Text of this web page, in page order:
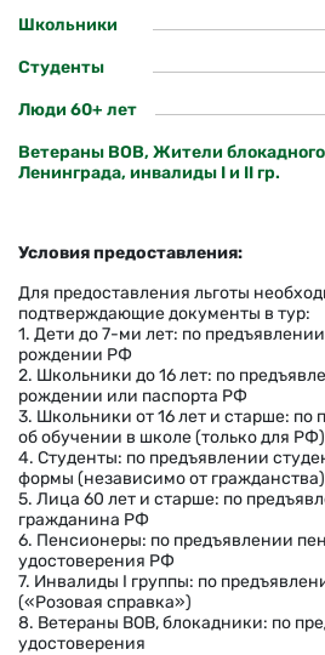
Школьники
Студенты
Люди 60+ лет
Ветераны ВОВ, Жители блокадного
Ленинграда, инвалиды I и II гр.
Условия предоставления:
Для предоставления льготы
подтверждающие документы в тур:
1. Дети до 7-ми лет: по
рождении РФ
2. Школьники до 16 лет: по
рождении или паспорта РФ
3. Школьники от 16 лет и старше: по
об обучении в школе (только для РФ)
4. Студенты: по предъявлении
формы (независимо от
5. Лица 60 лет и старше: по
гражданина РФ
6. Пенсионеры: по предъявлении
удостоверения РФ
7. Инвалиды I группы: по
(«Розовая справка»)
8. Ветераны ВОВ, блокадники: по
удостоверения